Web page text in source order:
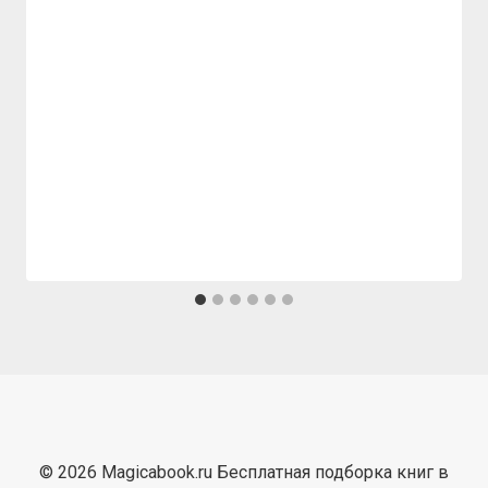
© 2026 Magicabook.ru Бесплатная подборка книг в